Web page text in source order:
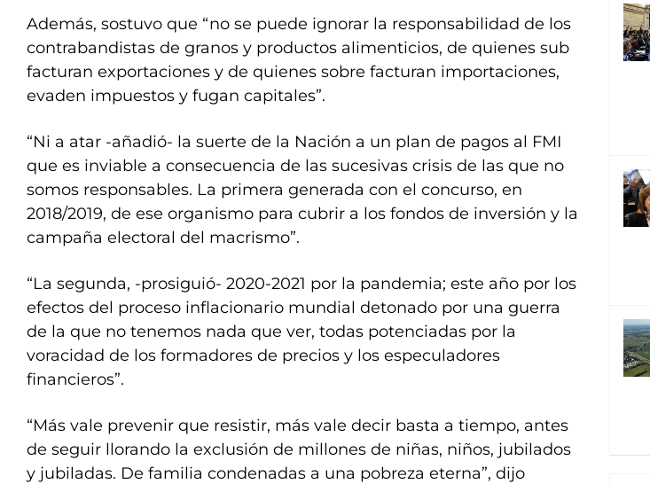
Además, sostuvo que “no se puede ignorar la responsabilidad de los
contrabandistas de granos y productos alimenticios, de quienes sub
facturan exportaciones y de quienes sobre facturan importaciones,
evaden impuestos y fugan capitales”.
“Ni a atar -añadió- la suerte de la Nación a un plan de pagos al FMI
que es inviable a consecuencia de las sucesivas crisis de las que no
somos responsables. La primera generada con el concurso, en
2018/2019, de ese organismo para cubrir a los fondos de inversión y la
campaña electoral del macrismo”.
“La segunda, -prosiguió- 2020-2021 por la pandemia; este año por los
efectos del proceso inflacionario mundial detonado por una guerra
de la que no tenemos nada que ver, todas potenciadas por la
voracidad de los formadores de precios y los especuladores
financieros”.
“Más vale prevenir que resistir, más vale decir basta a tiempo, antes
de seguir llorando la exclusión de millones de niñas, niños, jubilados
y jubiladas. De familia condenadas a una pobreza eterna”, dijo